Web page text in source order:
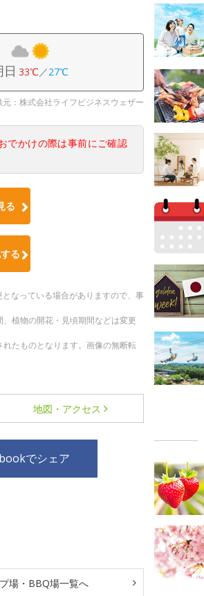
日 33℃／27℃
元：株式会社ライフビジネスウェザー
でかけの際は事前にご確認
る
る
なっている場合がありますので、事
植物の開花・見頃期間などは変更
たものとなります。画像の無断転
地図・アクセス
でシェア
場・BBQ場一覧へ